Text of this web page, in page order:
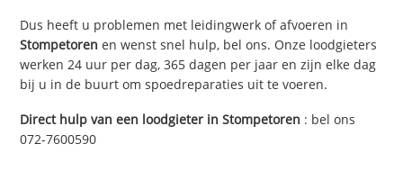
Dus heeft u problemen met leidingwerk of afvoeren in
Stompetorenen wenst snel hulp, bel ons. Onze loodgieters
werken 24 uur per dag, 365 dagen per jaar en zijn elke dag
bij u in de buurt om spoedreparaties uit te voeren.
Direct hulp van een loodgieter inStompetoren : bel ons
072-7600590